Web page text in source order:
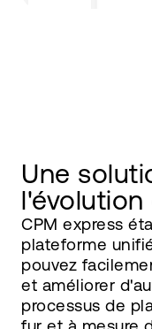
Une
CPM express
plateforme
pouvez
et améliorer
processus de